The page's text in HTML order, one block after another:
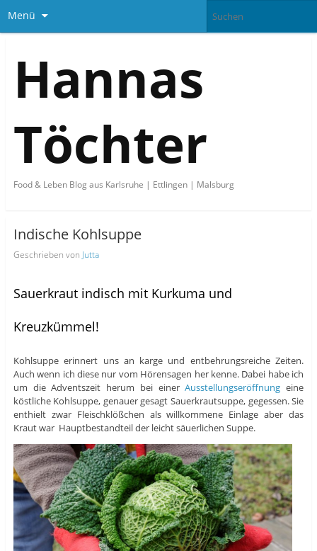
Menü
Hannas
Töchter
Food & Leben Blog aus Karlsruhe | Ettlingen | Malsburg
Indische Kohlsuppe
Geschrieben von Jutta
Sauerkraut indisch mit Kurkuma und
Kreuzkümmel!
Kohlsuppe erinnert uns an karge und entbehrungsreiche Zeiten.
Auch wenn ich diese nur vom Hörensagen her kenne. Dabei habe ich
um die Adventszeit herum bei einerAusstellungseröffnung eine
köstliche Kohlsuppe, genauer gesagt Sauerkrautsuppe, gegessen. Sie
enthielt zwar Fleischklößchen als willkommene Einlage aber das
Kraut war Hauptbestandteil der leicht säuerlichen Suppe.